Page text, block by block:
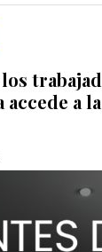
accede a
reflexión
de un siglo...